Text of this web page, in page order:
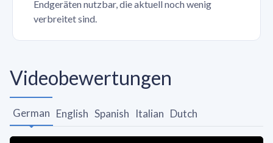
Endgeräten nutzbar, die aktuell noch wenig
verbreitet sind.
Videobewertungen
German English Spanish Italian Dutch